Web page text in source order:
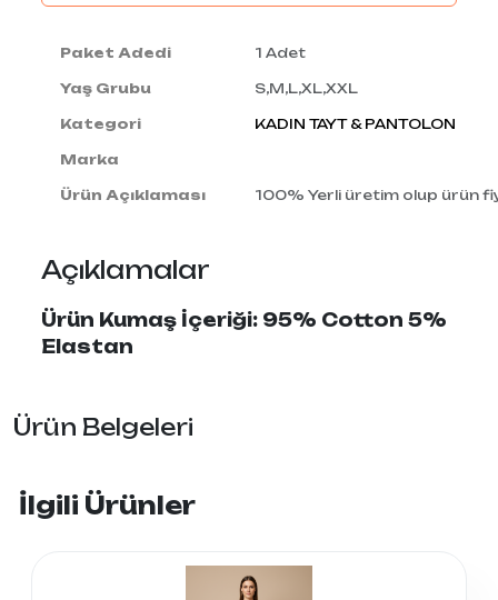
Paket Adedi 1 Adet
Yaş Grubu S,M,L,XL,XXL
Kategori KADIN TAYT & PANTOLON
Marka
Ürün Açıklaması 100% Yerli üretim olup ürün
Açıklamalar
Ürün Kumaş İçeriği: 95% Cotton 5%
Elastan
Ürün Belgeleri
İlgili Ürünler